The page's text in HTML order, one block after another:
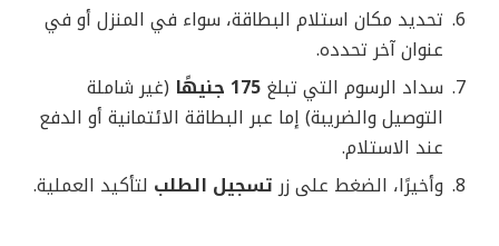
تحديد مكان استلام البطاقة، سواء في المنزل أو في
عنوان آخر تحدده.
سداد الرسوم التي تبلغ 175 جنيهًا
(غير شاملة
التوصيل والضريبة) إما عبر البطاقة الائتمانية أو الدفع
عند الاستلام.
وأخيرًا، الضغط على زر تسجيل الطلب لتأكيد العملية.